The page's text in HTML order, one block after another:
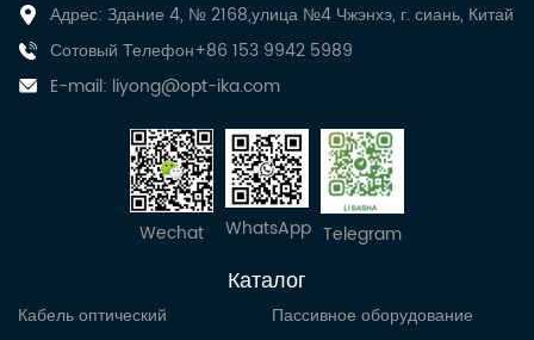
Адрес: Здание 4, № 2168,улица №4 Чжэнхэ, г. сиань, Китай
Сотовый Телефон+86 153 9942 5989
E-mail: liyong@opt-ika.com
Wechat WhatsApp Telegram
Каталог
Кабель оптический
Пассивное оборудование